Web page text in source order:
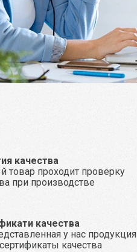
качества
товар проходит проверку
при производстве
качества
у нас продукция
качества